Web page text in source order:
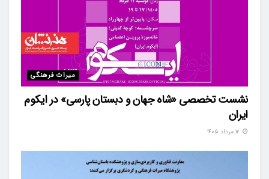
میراث فرهنگی
نشست تخصصی «شاه‌ جهان و دبستان پارسی» در ایکوم
ایران